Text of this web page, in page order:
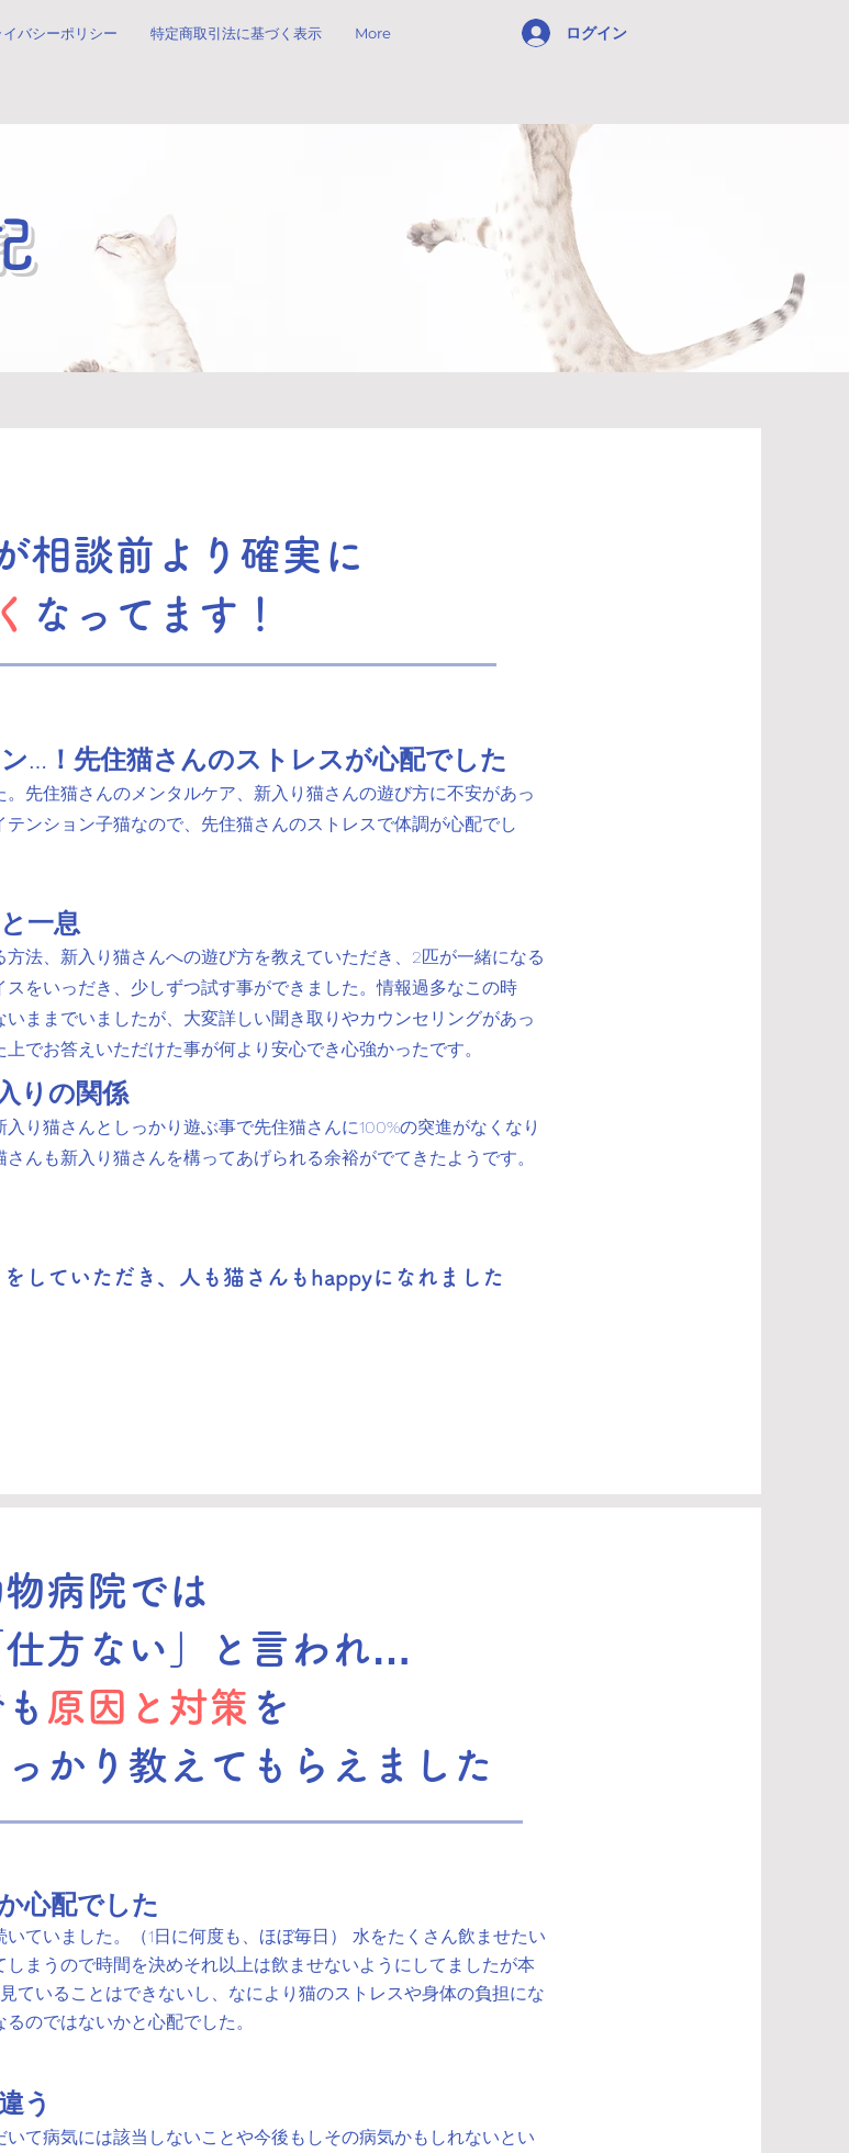
イバシーポリシー 特定商取引法に基づく表示 More ログイン
相談前より確実に
なってます！
…！先住猫さんのストレスが心配でした
先住猫さんのメンタルケア、新入り猫さんの遊び方に不安があっ
ンション子猫なので、先住猫さんのストレスで体調が心配でし
一息
法、新入り猫さんへの遊び方を教えていただき、2匹が一緒になる
をいっだき、少しずつ試す事ができました。情報過多なこの時
ままでいましたが、大変詳しい聞き取りやカウンセリングがあっ
でお答えいただけた事が何より安心でき心強かったです。
りの関係
り猫さんとしっかり遊ぶ事で先住猫さんに100%の突進がなくなり
んも新入り猫さんを構ってあげられる余裕がでてきたようです。
していただき、人も猫さんもhappyになれました
病院では
仕方ない」と言われ…
原因と対策 を
っかり教えてもらえました
心配でした
ていました。（1日に何度も、ほぼ毎日） 水をたくさん飲ませたい
まうので時間を決めそれ以上は飲ませないようにしてましたが本
ていることはできないし、なにより猫のストレスや身体の負担にな
のではないかと心配でした。
う
て病気には該当しないことや今後もしその病気かもしれないとい